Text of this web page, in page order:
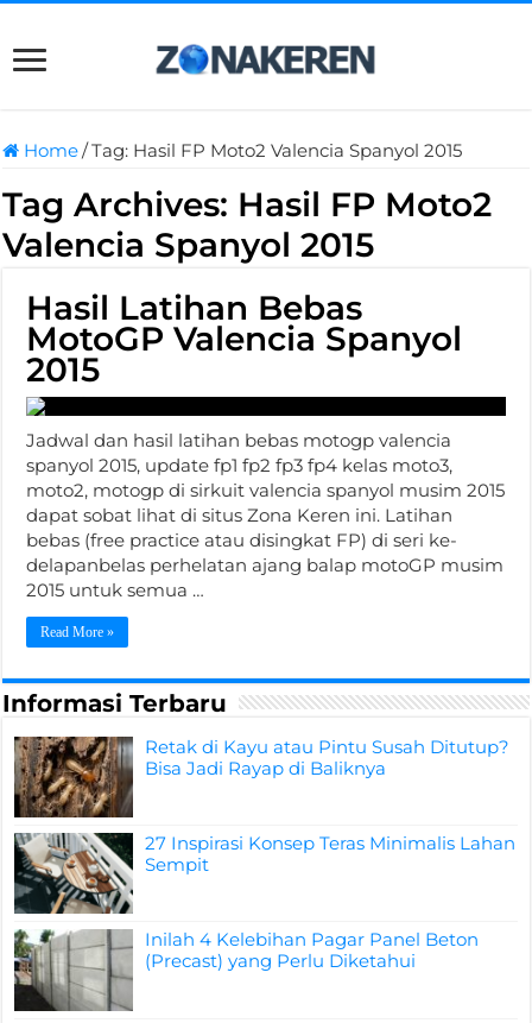
Home/Tag: Hasil FP Moto2 Valencia Spanyol 2015
Tag Archives: Hasil FP Moto2
Valencia Spanyol 2015
Hasil Latihan Bebas
MotoGP Valencia Spanyol
2015
Jadwal dan hasil latihan bebas motogp valencia
spanyol 2015, update fp1 fp2 fp3 fp4 kelas moto3,
moto2, motogp di sirkuit valencia spanyol musim 2015
dapat sobat lihat di situs Zona Keren ini. Latihan
bebas (free practice atau disingkat FP) di seri ke-
delapanbelas perhelatan ajang balap motoGP musim
2015 untuk semua …
Read More »
Informasi Terbaru
Retak di Kayu atau Pintu Susah Ditutup?
Bisa Jadi Rayap di Baliknya
27 Inspirasi Konsep Teras Minimalis Lahan
Sempit
Inilah 4 Kelebihan Pagar Panel Beton
(Precast) yang Perlu Diketahui